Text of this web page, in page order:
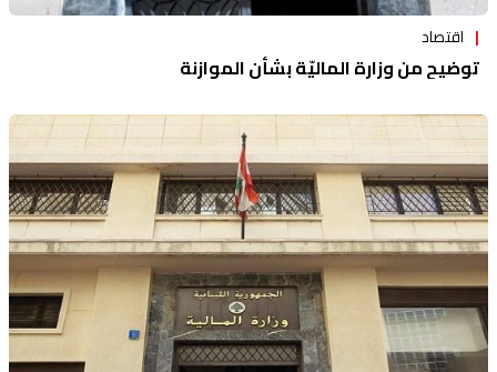
اقتصاد
توضيح من وزارة الماليّة بشأن الموازنة